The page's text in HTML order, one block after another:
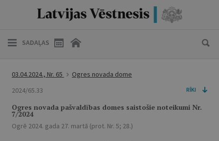
SADAĻAS
03.04.2024., Nr. 65
Ogres novada dome
2024/65.33
RĪKI
Ogres novada pašvaldības domes saistošie noteikumi Nr.
7/2024
Ogrē 2024. gada 27. martā (prot. Nr. 5; 28.)